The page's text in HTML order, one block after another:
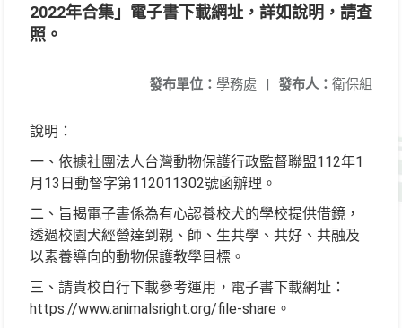
2022年合集」電子書下載網址，詳如說明，請查
照。
發布人： 衛保組
發布單位： 學務處 |
說明：
一、依據社團法人台灣動物保護行政監督聯盟112年1
月13日動督字第112011302號函辦理。
二、旨揭電子書係為有心認養校犬的學校提供借鏡，
透過校園犬經營達到親、師、生共學、共好、共融及
以素養導向的動物保護教學目標。
三、請貴校自行下載參考運用，電子書下載網址：
https://www.animalsright.org/file-share。